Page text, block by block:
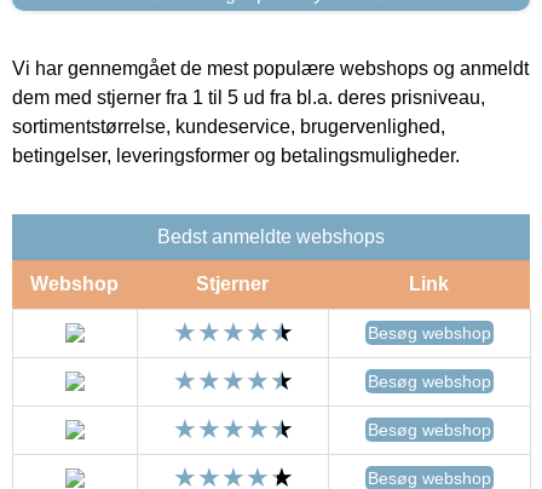
Vi har gennemgået de mest populære webshops og anmeldt
dem med stjerner fra 1 til 5 ud fra bl.a. deres prisniveau,
sortimentstørrelse, kundeservice, brugervenlighed,
betingelser, leveringsformer og betalingsmuligheder.
Bedst anmeldte webshops
Webshop Stjerner Link
Besøg webshop
Besøg webshop
Besøg webshop
Besøg webshop